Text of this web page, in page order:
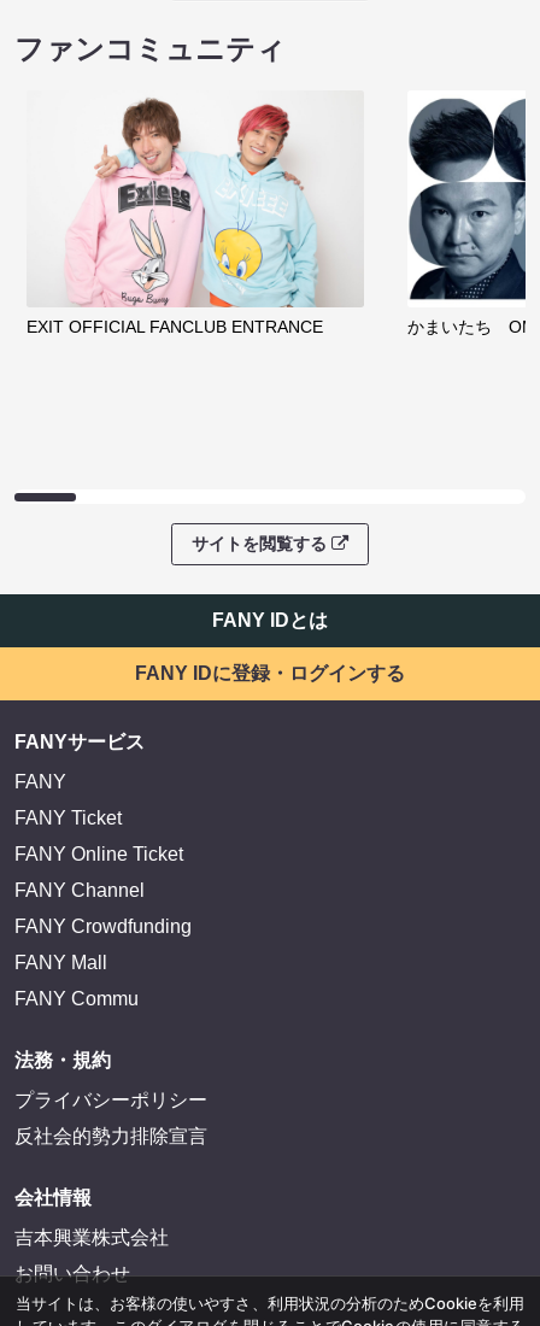
ファンコミュニティ
EXIT OFFICIAL FANCLUB ENTRANCE かまいたち
サイトを閲覧する
FANY IDとは
FANY IDに登録・ログインする
FANYサービス
FANY
FANY Ticket
FANY Online Ticket
FANY Channel
FANY Crowdfunding
FANY Mall
FANY Commu
法務・規約
プライバシーポリシー
反社会的勢力排除宣言
会社情報
吉本興業株式会社
お問い合わせ
当サイトは、お客様の使いやすさ、利用状況の分析のためCookieを利用